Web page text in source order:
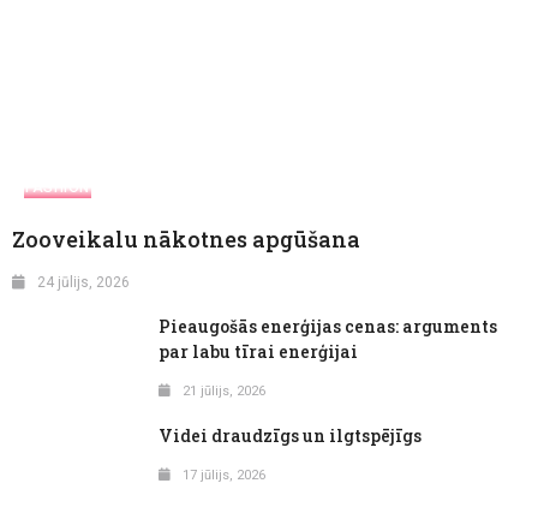
FASHION
Zooveikalu nākotnes apgūšana
24 jūlijs, 2026
Pieaugošās enerģijas cenas: arguments
par labu tīrai enerģijai
21 jūlijs, 2026
Videi draudzīgs un ilgtspējīgs
17 jūlijs, 2026